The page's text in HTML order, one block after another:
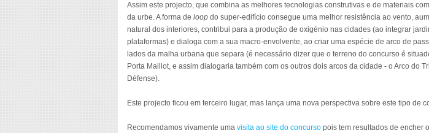
Assim este projecto, que combina as melhores tecnologias construtivas e de materiais
da urbe. A forma de loop do super-edifício consegue uma melhor resistência ao vento,
natural dos interiores, contribui para a produção de oxigénio nas cidades (ao integrar
plataformas) e dialoga com a sua macro-envolvente, ao criar uma espécie de arco de
lados da malha urbana que separa (é necessário dizer que o terreno do concurso é
Porta Maillot, e assim dialogaria também com os outros dois arcos da cidade - o Arco do
Défense).
Este projecto ficou em terceiro lugar, mas lança uma nova perspectiva sobre este tipo de
Recomendamos vivamente uma visita ao site do concurso pois tem resultados de encher